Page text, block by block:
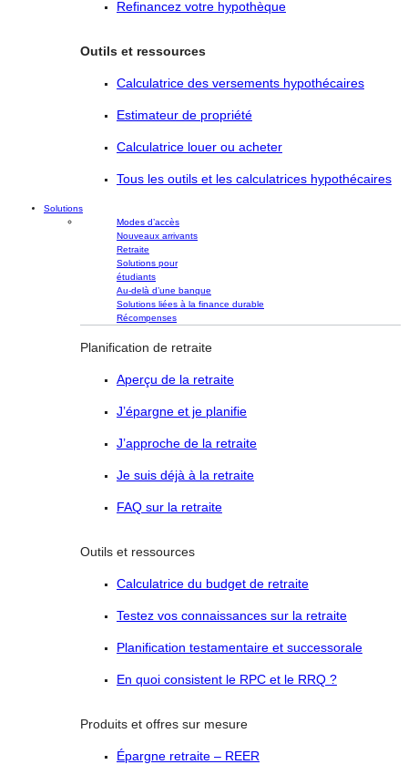
Refinancez votre hypothèque
Outils et ressources
Calculatrice des versements hypothécaires
Estimateur de propriété
Calculatrice louer ou acheter
Tous les outils et les calculatrices hypothécaires
Solutions
Modes d’accès
Nouveaux arrivants
Retraite
Solutions pour
étudiants
Au-delà d’une banque
Solutions liées à la finance durable
Récompenses
Planification de retraite
Aperçu de la retraite
J’épargne et je planifie
J’approche de la retraite
Je suis déjà à la retraite
FAQ sur la retraite
Outils et ressources
Calculatrice du budget de retraite
Testez vos connaissances sur la retraite
Planification testamentaire et successorale
En quoi consistent le RPC et le RRQ ?
Produits et offres sur mesure
Épargne retraite – REER